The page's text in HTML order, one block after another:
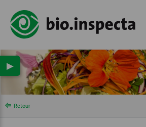
Retour
▶